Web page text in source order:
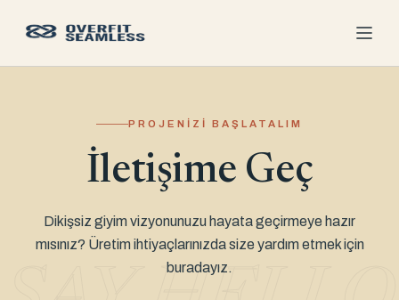
PROJENIZI BAŞLATALIM
İletişime Geç
Dikişsiz giyim vizyonunuzu hayata geçirmeye hazır
mısınız? Üretim ihtiyaçlarınızda size yardım etmek için
buradayız.